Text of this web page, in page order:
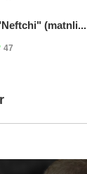
(matnli...
47